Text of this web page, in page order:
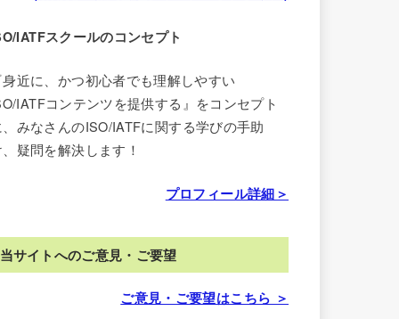
IATFスクールのコンセプト
身近に、かつ初心者でも理解しやすい
IATFコンテンツを提供する』をコンセプト
、みなさんのISO/IATFに関する学びの手助
、疑問を解決します！
プロフィール詳細＞
当サイトへのご意見・ご要望
ご意見・ご要望はこちら ＞